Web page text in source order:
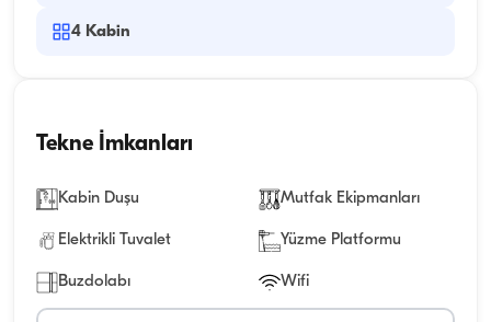
4 Kabin
Tekne İmkanları
Kabin Duşu Mutfak Ekipmanları
Elektrikli Tuvalet Yüzme Platformu
Buzdolabı Wifi